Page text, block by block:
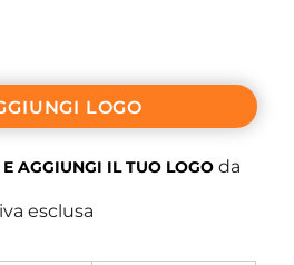
LOGO
AGGIUNGI IL TUO LOGO da
esclusa